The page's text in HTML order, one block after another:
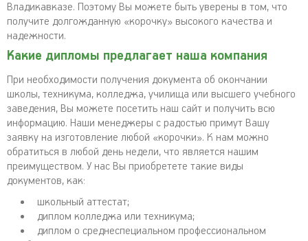
Владикавказе. Поэтому Вы можете быть уверены в том, что
получите долгожданную «корочку» высокого качества и
надежности.
Какие дипломы предлагает наша компания
При необходимости получения документа об окончании
школы, техникума, колледжа, училища или высшего учебного
заведения, Вы можете посетить наш сайт и получить всю
информацию. Наши менеджеры с радостью примут Вашу
заявку на изготовление любой «корочки». К нам можно
обратиться в любой день недели, что является нашим
преимуществом. У нас Вы приобретете такие виды
документов, как:
школьный аттестат;
диплом колледжа или техникума;
диплом о среднеспециальном профессиональном